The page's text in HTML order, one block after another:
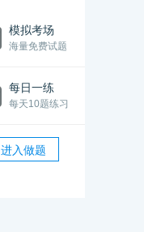
模拟考场
海量免费试题
每日一练
每天10题练习
进入做题